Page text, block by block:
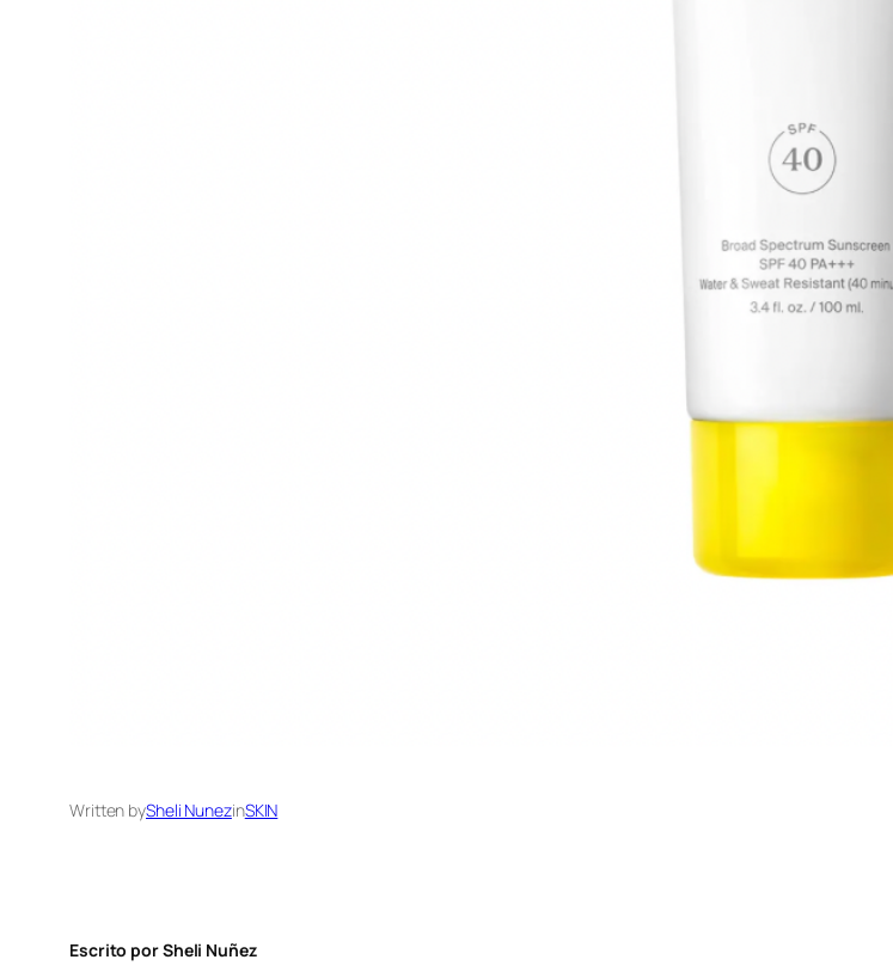
Written bySheli NunezinSKIN
Escrito por Sheli Nuñez